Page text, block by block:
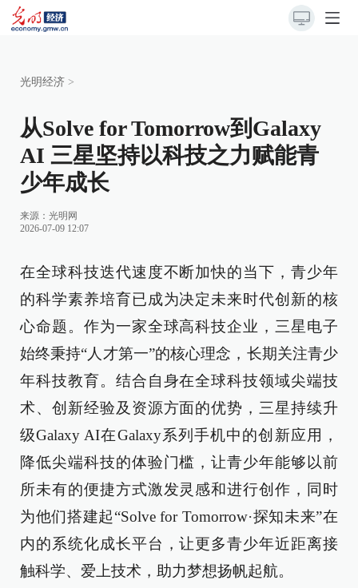
光明经济 >
从Solve for Tomorrow到Galaxy
AI 三星坚持以科技之力赋能青
少年成长
来源： 光明网
2026-07-09 12:07
在全球科技迭代速度不断加快的当下，青少年
的科学素养培育已成为决定未来时代创新的核
心命题。作为一家全球高科技企业，三星电子
始终秉持“人才第一”的核心理念，长期关注青少
年科技教育。结合自身在全球科技领域尖端技
术、创新经验及资源方面的优势，三星持续升
级Galaxy AI在Galaxy系列手机中的创新应用，
降低尖端科技的体验门槛，让青少年能够以前
所未有的便捷方式激发灵感和进行创作，同时
为他们搭建起“Solve for Tomorrow·探知未来”在
内的系统化成长平台，让更多青少年近距离接
触科学、爱上技术，助力梦想扬帆起航。